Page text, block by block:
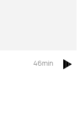
46min